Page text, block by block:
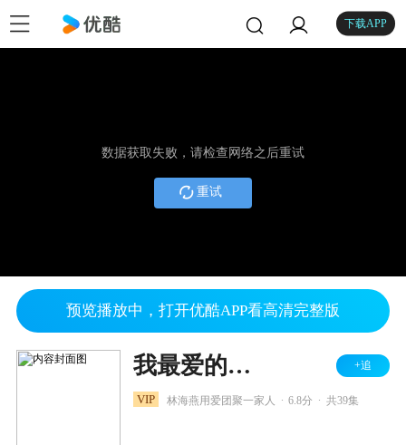
下载APP
数据获取失败，请检查网络之后重试
重试
预览播放中，打开优酷APP看高清完整版
我最爱的家人 +追
VIP 林海燕用爱团聚一家人 6.8分 共39集